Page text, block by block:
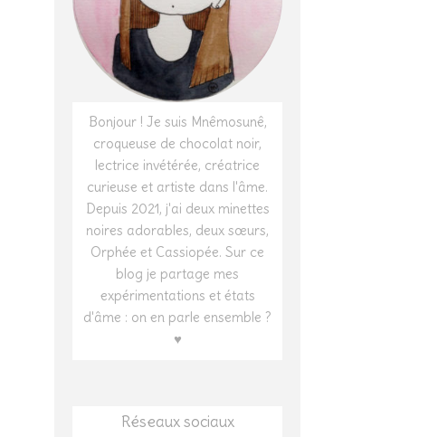
Bonjour ! Je suis Mnêmosunê,
croqueuse de chocolat noir,
lectrice invétérée, créatrice
curieuse et artiste dans l'âme.
Depuis 2021, j'ai deux minettes
noires adorables, deux sœurs,
Orphée et Cassiopée. Sur ce
blog je partage mes
expérimentations et états
d'âme : on en parle ensemble ?
♥
Réseaux sociaux